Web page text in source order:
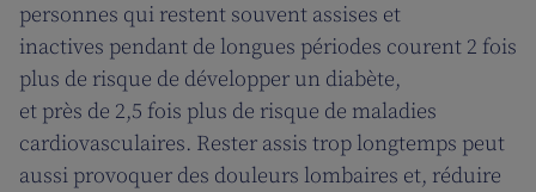
personnes qui restent souvent assises et
inactives pendant de longues périodes courent 2 fois
plus de risque de développer un diabète,
et près de 2,5 fois plus de risque de maladies
cardiovasculaires. Rester assis trop longtemps peut
aussi provoquer des douleurs lombaires et, réduire